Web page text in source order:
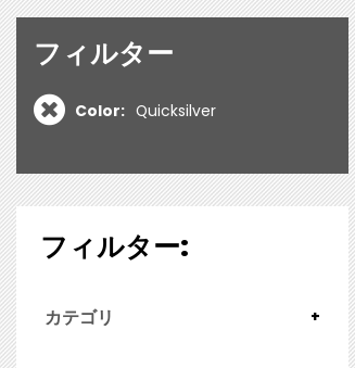
フィルター
Color: Quicksilver
フィルター:
カテゴリ